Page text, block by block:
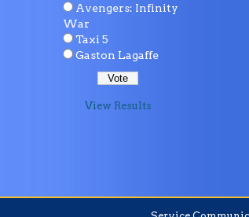
Avengers: Infinity
War
Taxi 5
Gaston Lagaffe
View Results